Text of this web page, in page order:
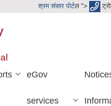
श्रम संसार पाेर्टल ">
eGov
services